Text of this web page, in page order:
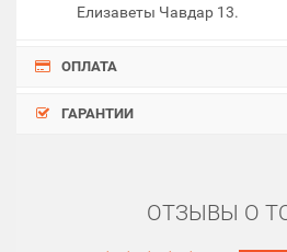
Елизаветы Чавдар 13.
ОПЛАТА
ГАРАНТИИ
ОТЗЫВЫ О